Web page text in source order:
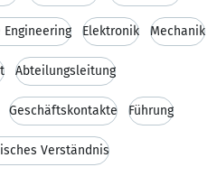
Engineering Elektronik Mechanik
Abteilungsleitung
Geschäftskontakte Führung
Verständnis